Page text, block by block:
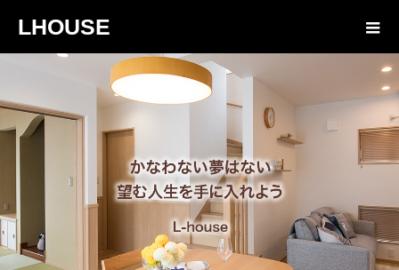
LHOUSE